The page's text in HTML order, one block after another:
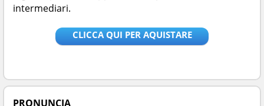
intermediari.
CLICCA QUI PER AQUISTARE
PRONUNCIA